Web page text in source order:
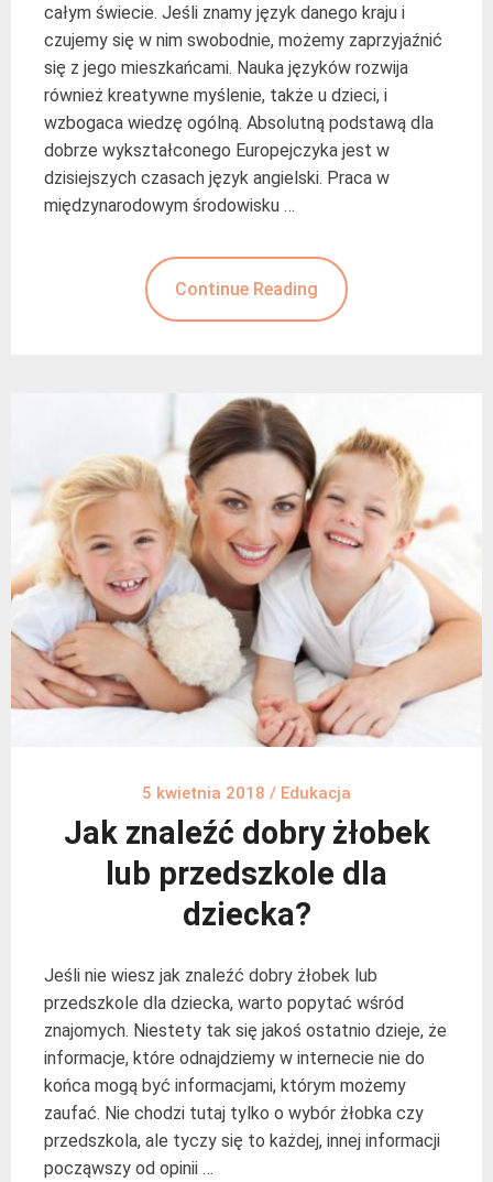
całym świecie. Jeśli znamy język danego kraju i
czujemy się w nim swobodnie, możemy zaprzyjaźnić
się z jego mieszkańcami. Nauka języków rozwija
również kreatywne myślenie, także u dzieci, i
wzbogaca wiedzę ogólną. Absolutną podstawą dla
dobrze wykształconego Europejczyka jest w
dzisiejszych czasach język angielski. Praca w
międzynarodowym środowisku …
Continue Reading
5 kwietnia 2018 / Edukacja
Jak znaleźć dobry żłobek
lub przedszkole dla
dziecka?
Jeśli nie wiesz jak znaleźć dobry żłobek lub
przedszkole dla dziecka, warto popytać wśród
znajomych. Niestety tak się jakoś ostatnio dzieje, że
informacje, które odnajdziemy w internecie nie do
końca mogą być informacjami, którym możemy
zaufać. Nie chodzi tutaj tylko o wybór żłobka czy
przedszkola, ale tyczy się to każdej, innej informacji
począwszy od opinii …